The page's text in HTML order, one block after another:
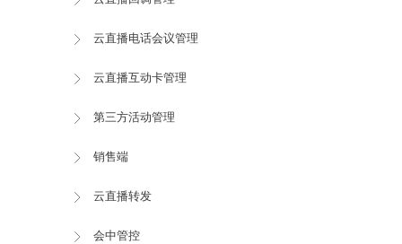
云直播电话会议管理
云直播互动卡管理
第三方活动管理
销售端
云直播转发
会中管控